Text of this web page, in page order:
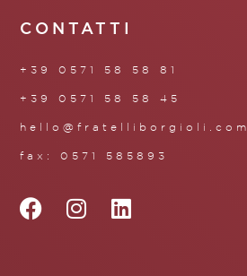
CONTATTI
+39 0571 58 58 81
+39 0571 58 58 45
hello@fratelliborgioli.com
fax: 0571 585893